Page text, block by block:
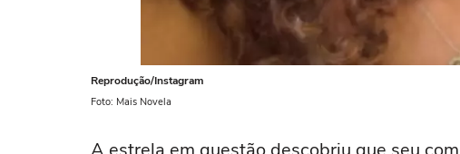
Reprodução/Instagram
Foto: Mais Novela